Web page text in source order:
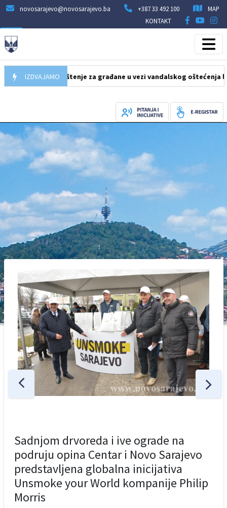
novosarajevo@novosarajevo.ba +387 33 492 100
MAP
KONTAKT
IZDVAJAMO
Obavještenje za građane u vezi vandalskog oštećenja lifta u
Sadnjom drvoreda i ive ograde na
podruju opina Centar i Novo Sarajevo
predstavljena globalna inicijativa
Unsmoke your World kompanije Philip
Morris